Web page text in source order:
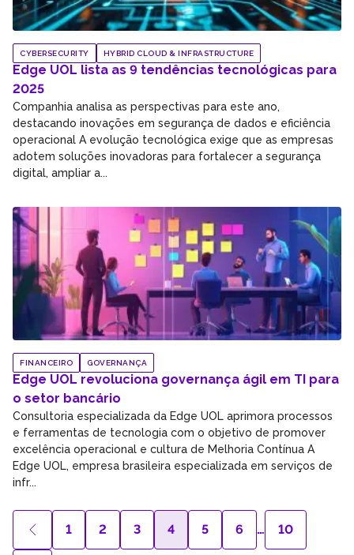
CYBERSECURITY HYBRID CLOUD & INFRASTRUCTURE
Edge UOL lista as 9 tendências tecnológicas para
2025
Companhia analisa as perspectivas para este ano,
destacando inovações em segurança de dados e eficiência
operacional A evolução tecnológica exige que as empresas
adotem soluções inovadoras para fortalecer a segurança
digital, ampliar a...
FINANCEIRO GOVERNANÇA
Edge UOL revoluciona governança ágil em TI para
o setor bancário
Consultoria especializada da Edge UOL aprimora processos
e ferramentas de tecnologia com o objetivo de promover
excelência operacional e cultura de Melhoria Contínua A
Edge UOL, empresa brasileira especializada em serviços de
infr...
1 2 3 4 5 6 … 10